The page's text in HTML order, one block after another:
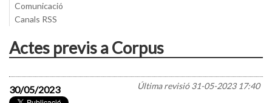
Comunicació
Canals RSS
Actes previs a Corpus
Última revisió31-05-2023 17:40
30/05/2023